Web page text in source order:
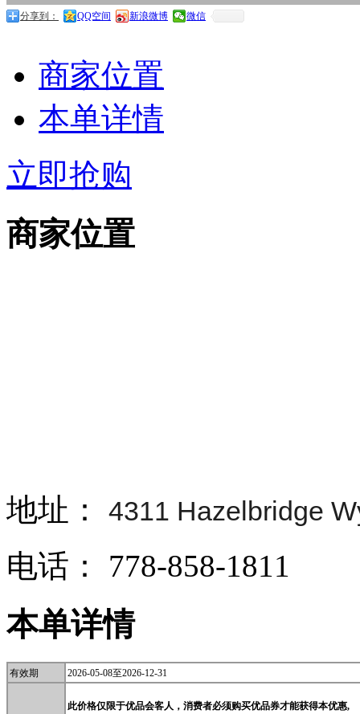
分享到： QQ空间 新浪微博 微信
商家位置
本单详情
立即抢购
商家位置
地址： 4311 Hazelbridge
电话： 778-858-1811
本单详情
有效期 2026-05-08至2026-12-31
此价格仅限于优品会客人，消费者必须购买优品券才能获得本优惠,